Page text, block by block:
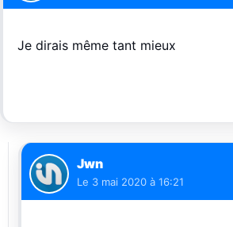
Je dirais même tant mieux
Jwn
Le 3 mai 2020 à 16:21